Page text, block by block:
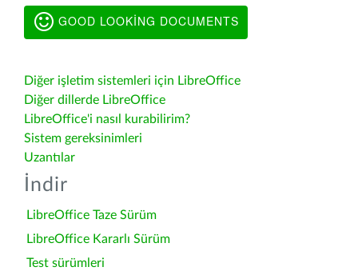
GOOD LOOKING DOCUMENTS
Diğer işletim sistemleri için LibreOffice
Diğer dillerde LibreOffice
LibreOffice'i nasıl kurabilirim?
Sistem gereksinimleri
Uzantılar
İndir
LibreOffice Taze Sürüm
LibreOffice Kararlı Sürüm
Test sürümleri